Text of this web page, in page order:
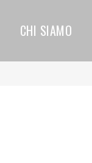
CHI SIAMO